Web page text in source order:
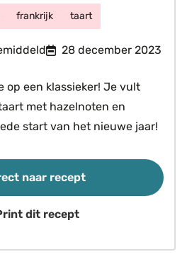
frankrijk taart
28 december 2023
op een klassieker! Je vult
met hazelnoten en
start van het nieuwe jaar!
naar recept
dit recept